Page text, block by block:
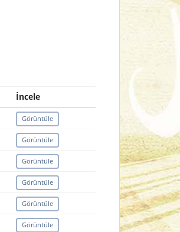
İncele
Görüntüle
Görüntüle
Görüntüle
Görüntüle
Görüntüle
Görüntüle